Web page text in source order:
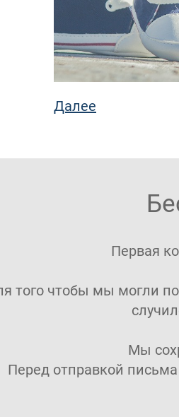
Далее
Первая
того чтобы мы могли
Мы
Перед отправкой